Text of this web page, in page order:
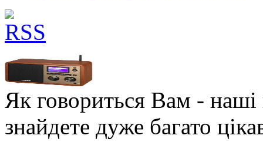
Як говориться Вам - наші
знайдете дуже багато